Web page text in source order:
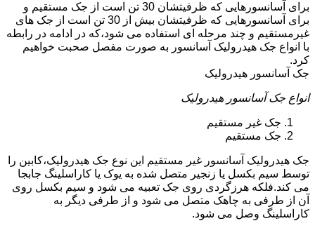
برای آسانسورهایی که ظرفیتشان 30 تن است از جک مستقیم و
برای آسانسورهایی که ظرفیتشان بیش از 30 تن است از جک های
غیرمستقیم و چند مرحله ای استفاده می شود،که در ادامه در رابطه
با انواع جک هیدرولیک آسانسور به صورت مفصل صحبت خواهیم
کرد.
جک آسانسور هیدرولیک
انواع جک آسانسور هیدرولیک
جک غیر مستقیم
جک مستقیم
جک هیدرولیک آسانسور غیر مستقیم این نوع جک هیدرولیک،کابین را
توسط سیم بکسل یا زنجیر متصل شده به یوک یا کاراسلینگ جابجا
می کند.فلکه هرزگردی روی جک تعبیه می شود و سیم بکسل روی
آن از طرفی به چاهک متصل می شود و از طرفی دیگر به
کاراسلینگ وصل می شود.